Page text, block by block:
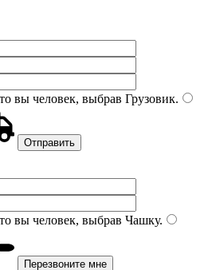
вы человек, выбрав Грузовик.
вы человек, выбрав Чашку.